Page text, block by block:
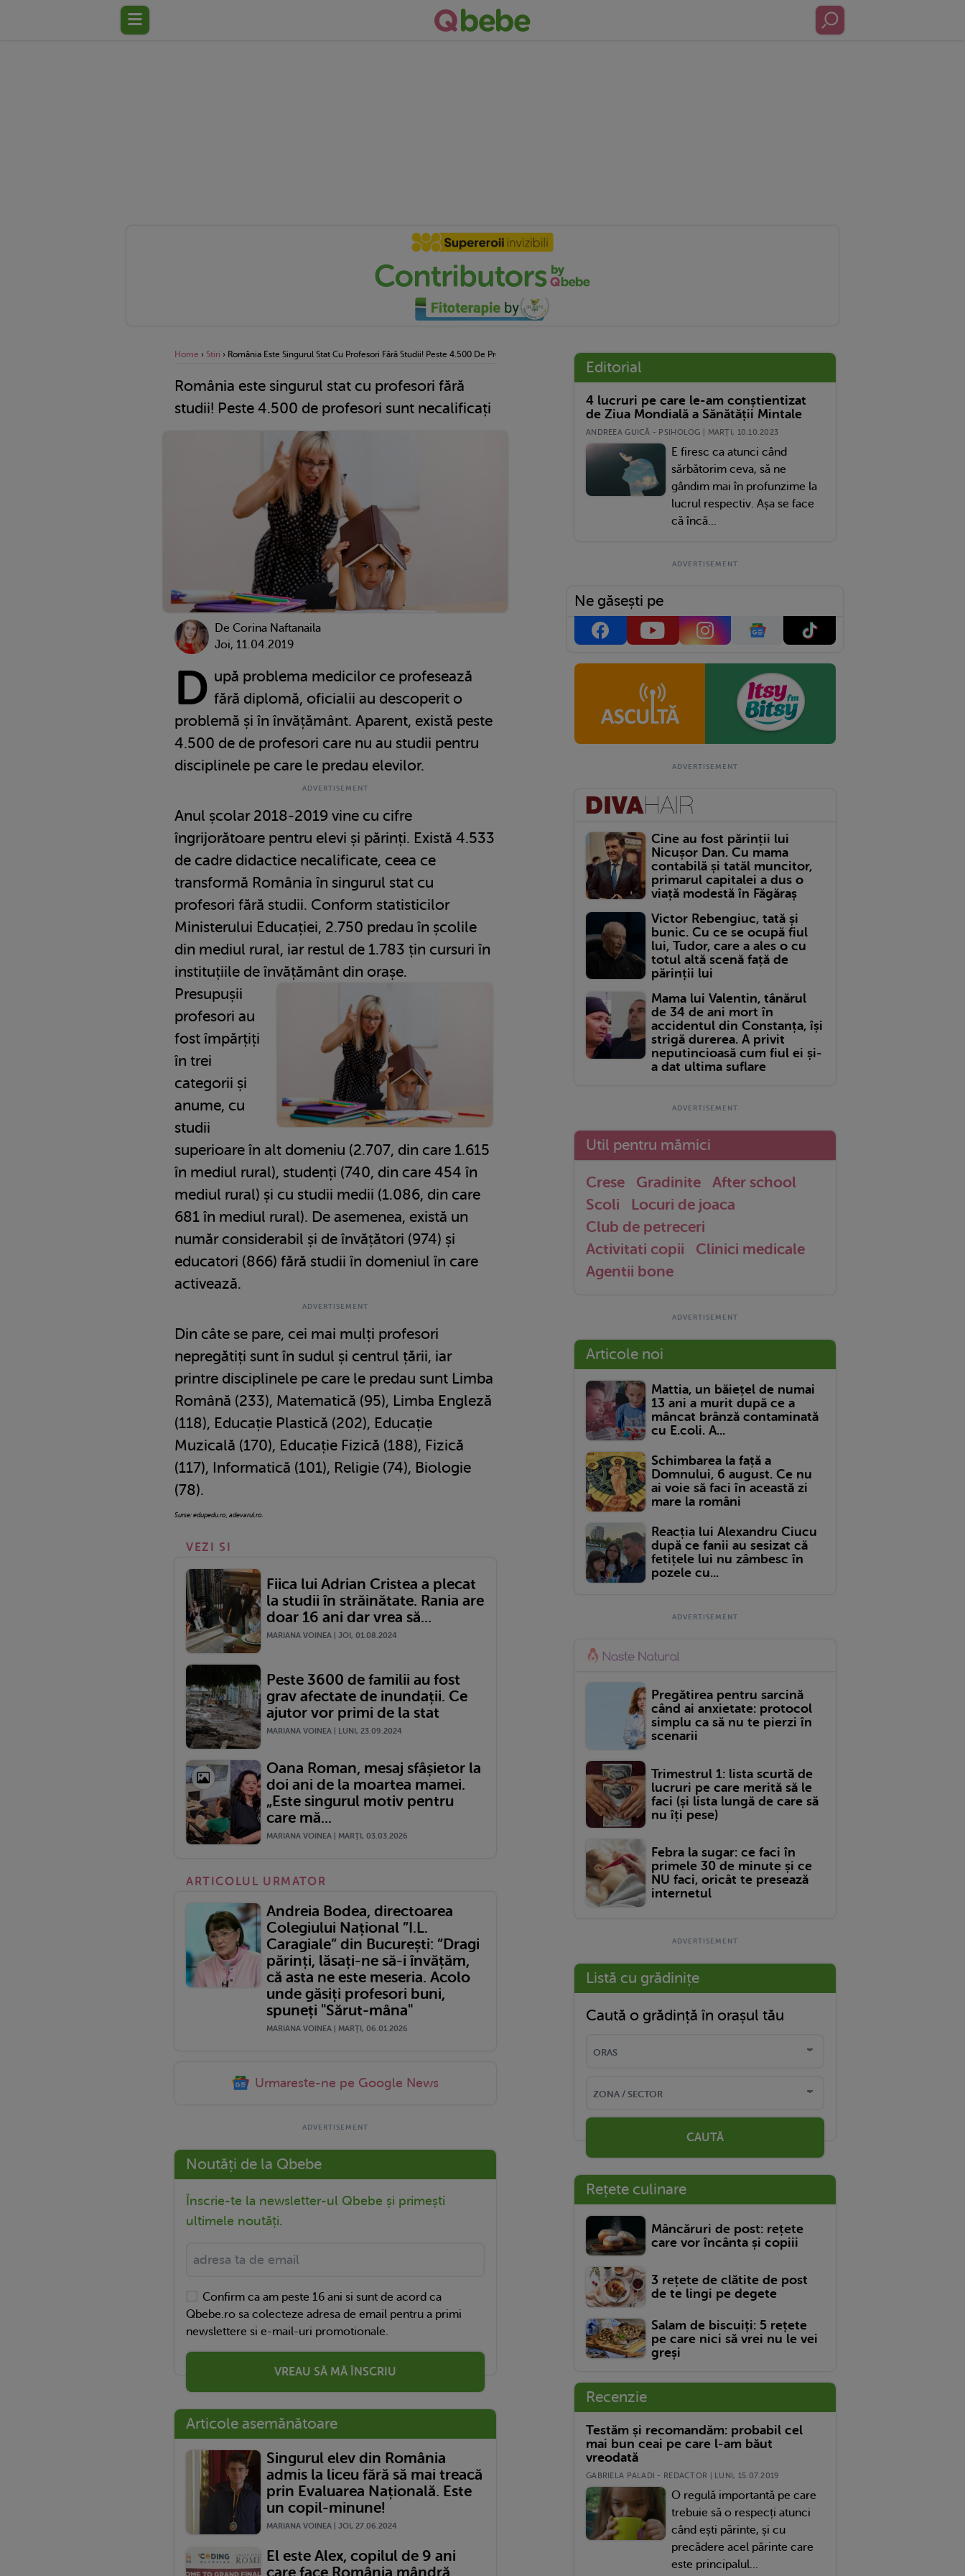
Home › Stiri › România Este Singurul Stat Cu Profesori Fără Studii! Peste 4.500 De Profesori Sunt Necalificați
România este singurul stat cu profesori fără
studii! Peste 4.500 de profesori sunt necalificați
De Corina Naftanaila
Joi, 11.04.2019
D upă problema medicilor ce profesează
fără diplomă, oficialii au descoperit o
problemă și în învățământ. Aparent, există peste
4.500 de de profesori care nu au studii pentru
disciplinele pe care le predau elevilor.
Anul școlar 2018-2019 vine cu cifre
îngrijorătoare pentru elevi și părinți. Există 4.533
de cadre didactice necalificate, ceea ce
transformă România în singurul stat cu
profesori fără studii. Conform statisticilor
Ministerului Educației, 2.750 predau în școlile
din mediul rural, iar restul de 1.783 țin cursuri în
instituțiile de învățământ din orașe.
Presupușii
profesori au
fost împărțiți
în trei
categorii și
anume, cu
studii
superioare în alt domeniu (2.707, din care 1.615
în mediul rural), studenți (740, din care 454 în
mediul rural) și cu studii medii (1.086, din care
681 în mediul rural). De asemenea, există un
număr considerabil și de învățători (974) și
educatori (866) fără studii în domeniul în care
activează.
Din câte se pare, cei mai mulți profesori
nepregătiți sunt în sudul și centrul țării, iar
printre disciplinele pe care le predau sunt Limba
Română (233), Matematică (95), Limba Engleză
(118), Educație Plastică (202), Educație
Muzicală (170), Educație Fizică (188), Fizică
(117), Informatică (101), Religie (74), Biologie
(78).
Surse: edupedu.ro, adevarul.ro.
VEZI SI
Fiica lui Adrian Cristea a plecat
la studii în străinătate. Rania are
doar 16 ani dar vrea să...
MARIANA VOINEA | JOI, 01.08.2024
Peste 3600 de familii au fost
grav afectate de inundații. Ce
ajutor vor primi de la stat
MARIANA VOINEA | LUNI, 23.09.2024
Oana Roman, mesaj sfâșietor la
doi ani de la moartea mamei.
„Este singurul motiv pentru
care mă...
MARIANA VOINEA | MARŢI, 03.03.2026
ARTICOLUL URMATOR
Andreia Bodea, directoarea
Colegiului Național ”I.L.
Caragiale” din București: ”Dragi
părinți, lăsați-ne să-i învățăm,
că asta ne este meseria. Acolo
unde găsiți profesori buni,
spuneți "Sărut-mâna"
MARIANA VOINEA | MARŢI, 06.01.2026
Urmareste-ne pe Google News
Noutăți de la Qbebe
Înscrie-te la newsletter-ul Qbebe și primești
ultimele noutăți.
Confirm ca am peste 16 ani si sunt de acord ca
Qbebe.ro sa colecteze adresa de email pentru a primi
newslettere si e-mail-uri promotionale.
VREAU SĂ MĂ ÎNSCRIU
Articole asemănătoare
Singurul elev din România
admis la liceu fără să mai treacă
prin Evaluarea Națională. Este
un copil-minune!
MARIANA VOINEA | JOI, 27.06.2024
El este Alex, copilul de 9 ani
care face România mândră
Editorial
4 lucruri pe care le-am conștientizat
de Ziua Mondială a Sănătății Mintale
ANDREEA GUICĂ - PSIHOLOG | MARŢI, 10.10.2023
E firesc ca atunci când
sărbătorim ceva, să ne
gândim mai în profunzime la
lucrul respectiv. Așa se face
că încă...
Ne găsești pe
Cine au fost părinții lui
Nicușor Dan. Cu mama
contabilă și tatăl muncitor,
primarul capitalei a dus o
viață modestă în Făgăraș
Victor Rebengiuc, tată și
bunic. Cu ce se ocupă fiul
lui, Tudor, care a ales o cu
totul altă scenă față de
părinții lui
Mama lui Valentin, tânărul
de 34 de ani mort în
accidentul din Constanța, își
strigă durerea. A privit
neputincioasă cum fiul ei și-
a dat ultima suflare
Util pentru mămici
Crese Gradinite
After school
Scoli
Locuri de joaca
Club de petreceri
Activitati copii
Clinici medicale
Agentii bone
Articole noi
Mattia, un băiețel de numai
13 ani a murit după ce a
mâncat brânză contaminată
cu E.coli. A...
Schimbarea la față a
Domnului, 6 august. Ce nu
ai voie să faci în această zi
mare la români
Reacția lui Alexandru Ciucu
după ce fanii au sesizat că
fetițele lui nu zâmbesc în
pozele cu...
Pregătirea pentru sarcină
când ai anxietate: protocol
simplu ca să nu te pierzi în
scenarii
Trimestrul 1: lista scurtă de
lucruri pe care merită să le
faci (și lista lungă de care să
nu îți pese)
Febra la sugar: ce faci în
primele 30 de minute și ce
NU faci, oricât te presează
internetul
Listă cu grădinițe
Caută o grădință în orașul tău
CAUTĂ
Rețete culinare
Mâncăruri de post: rețete
care vor încânta și copiii
3 rețete de clătite de post
de te lingi pe degete
Salam de biscuiți: 5 rețete
pe care nici să vrei nu le vei
greși
Recenzie
Testăm și recomandăm: probabil cel
mai bun ceai pe care l-am băut
vreodată
GABRIELA PALADI - REDACTOR | LUNI, 15.07.2019
O regulă importantă pe care
trebuie să o respecți atunci
când ești părinte, și cu
precădere acel părinte care
este principalul...